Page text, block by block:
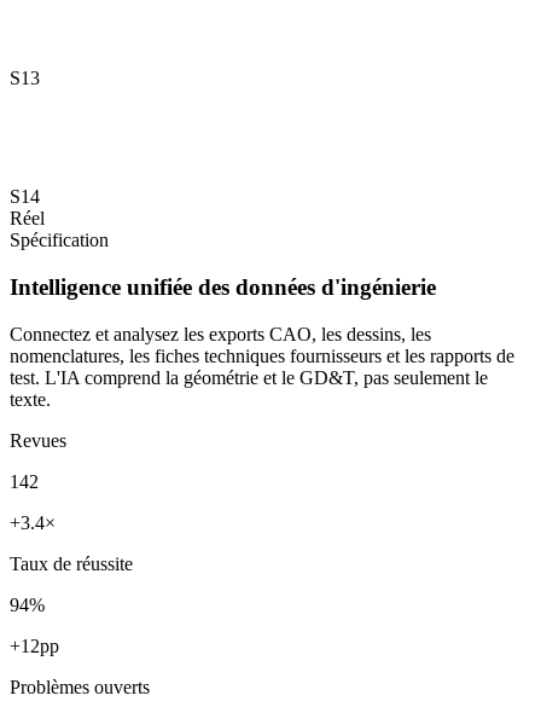
S13
S14
Réel
Spécification
Intelligence unifiée des données d'ingénierie
Connectez et analysez les exports CAO, les dessins, les
nomenclatures, les fiches techniques fournisseurs et les rapports de
test. L'IA comprend la géométrie et le GD&T, pas seulement le
texte.
Revues
142
+3.4×
Taux de réussite
94%
+12pp
Problèmes ouverts